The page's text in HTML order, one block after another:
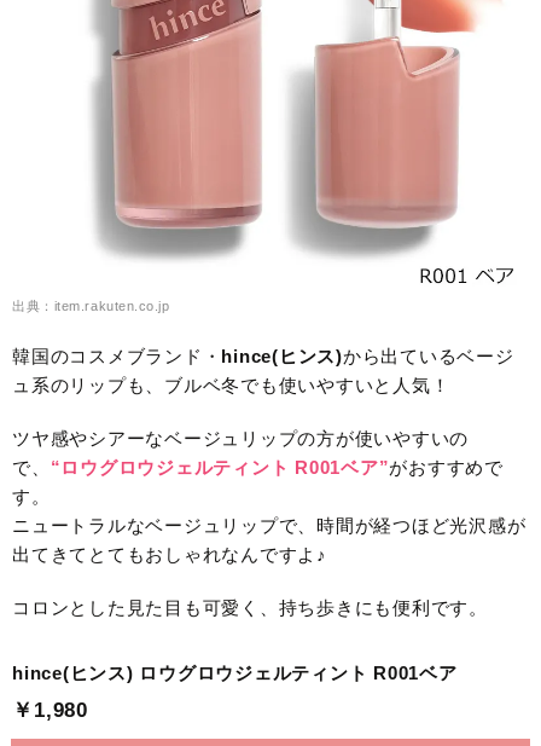
出典：item.rakuten.co.jp
韓国のコスメブランド・ hince(ヒンス)から出ているベージ
ュ系のリップも、ブルベ冬でも使いやすいと人気！
ツヤ感やシアーなベージュリップの方が使いやすいの
で、 “ロウグロウジェルティント R001ベア”がおすすめで
す。
ニュートラルなベージュリップで、時間が経つほど光沢感が
出てきてとてもおしゃれなんですよ♪
コロンとした見た目も可愛く、持ち歩きにも便利です。
hince(ヒンス) ロウグロウジェルティント R001ベア
￥1,980